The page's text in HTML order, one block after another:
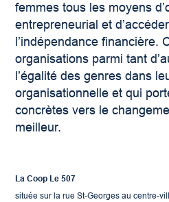
femmes tous les moyens
entrepreneurial et
l’indépendance financière.
organisations parmi tant
l’égalité des genres dans
organisationnelle et qui
concrètes vers le
meilleur.
La Coop Le 507
située sur la rue St-Georges au centre-